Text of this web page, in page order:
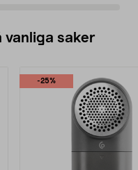
vanliga saker
-25%